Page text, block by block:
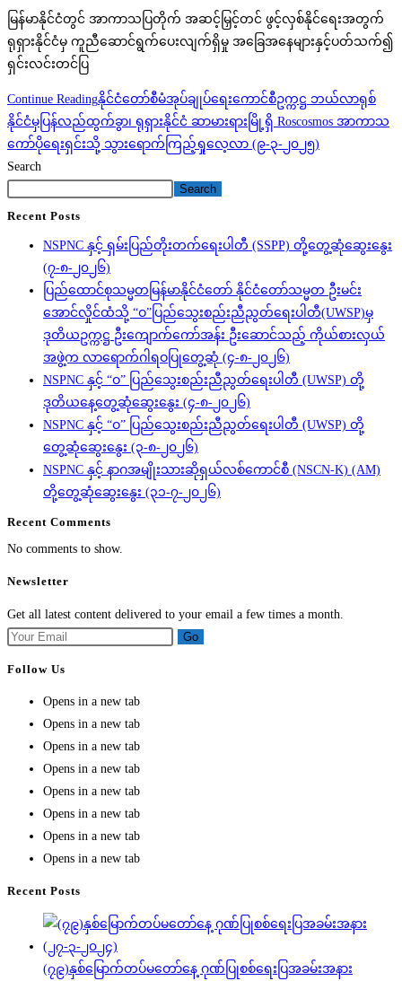
မြန်မာနိုင်ငံတွင် အာကာသပြတိုက် အဆင့်မြှင့်တင် ဖွင့်လှစ်နိုင်ရေးအတွက်
ရုရှားနိုင်ငံမှ ကူညီဆောင်ရွက်ပေးလျက်ရှိမှု အခြေအနေများနှင့်ပတ်သက်၍
ရှင်းလင်းတင်ပြ
Continue Readingနိုင်ငံတော်စီမံအုပ်ချုပ်ရေးကောင်စီဥက္ကဋ္ဌ ဘယ်လာရုစ်
နိုင်ငံမှပြန်လည်ထွက်ခွာ၊ ရုရှားနိုင်ငံ ဆာမားရားမြို့ရှိ Roscosmos အာကာသ
ကော်ပိုရေးရှင်းသို့ သွားရောက်ကြည့်ရှုလေ့လာ (၉-၃-၂၀၂၅)
Search
Search
Recent Posts
NSPNC နှင့် ရှမ်းပြည်တိုးတက်ရေးပါတီ (SSPP) တို့တွေ့ဆုံဆွေးနွေး
(၇-၈-၂၀၂၆)
ပြည်ထောင်စုသမ္မတမြန်မာနိုင်ငံတော် နိုင်ငံတော်သမ္မတ ဦးမင်း
အောင်လှိုင်ထံသို့ “ဝ”ပြည်သွေးစည်းညီညွတ်ရေးပါတီ(UWSP)မှ
ဒုတိယဥက္ကဋ္ဌ ဦးကျောက်ကော်အန်း ဦးဆောင်သည့် ကိုယ်စားလှယ်
အဖွဲ့က လာရောက်ဂါရဝပြုတွေ့ဆုံ (၄-၈-၂၀၂၆)
NSPNC နှင့် “ဝ” ပြည်သွေးစည်းညီညွတ်ရေးပါတီ (UWSP) တို့
ဒုတိယနေ့တွေ့ဆုံဆွေးနွေး (၄-၈-၂၀၂၆)
NSPNC နှင့် “ဝ” ပြည်သွေးစည်းညီညွတ်ရေးပါတီ (UWSP) တို့
တွေ့ဆုံဆွေးနွေး (၃-၈-၂၀၂၆)
NSPNC နှင့် နာဂအမျိုးသားဆိုရှယ်လစ်ကောင်စီ (NSCN-K) (AM)
တို့တွေ့ဆုံဆွေးနွေး (၃၁-၇-၂၀၂၆)
Recent Comments
No comments to show.
Newsletter
Get all latest content delivered to your email a few times a month.
Go
Follow Us
Opens in a new tab
Opens in a new tab
Opens in a new tab
Opens in a new tab
Opens in a new tab
Opens in a new tab
Opens in a new tab
Opens in a new tab
Recent Posts
(၇၉)နှစ်မြောက်တပ်မတော်နေ့ ဂုဏ်ပြုစစ်ရေးပြအခမ်းအနား